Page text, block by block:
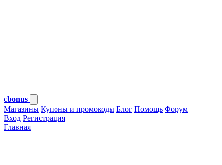
cbonus
Магазины Купоны и промокоды Блог Помощь Форум
Вход Регистрация
Главная